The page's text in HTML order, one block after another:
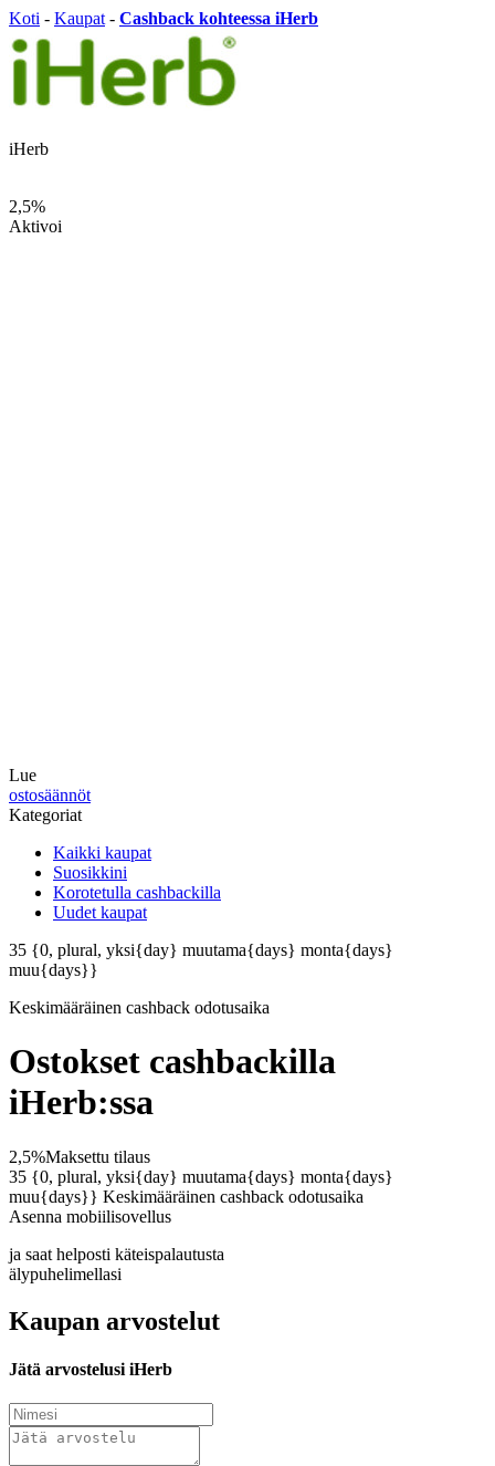
Koti - Kaupat - Cashback kohteessa iHerb
iHerb
2,5%
Aktivoi
Lue
ostosäännöt
Kategoriat
Kaikki kaupat
Suosikkini
Korotetulla cashbackilla
Uudet kaupat
35 {0, plural, yksi{day} muutama{days} monta{days}
muu{days}}
Keskimääräinen cashback odotusaika
Ostokset cashbackilla
iHerb:ssa
2,5%Maksettu tilaus
35 {0, plural, yksi{day} muutama{days} monta{days}
muu{days}} Keskimääräinen cashback odotusaika
Asenna mobiilisovellus
ja saat helposti käteispalautusta
älypuhelimellasi
Kaupan arvostelut
Jätä arvostelusi iHerb